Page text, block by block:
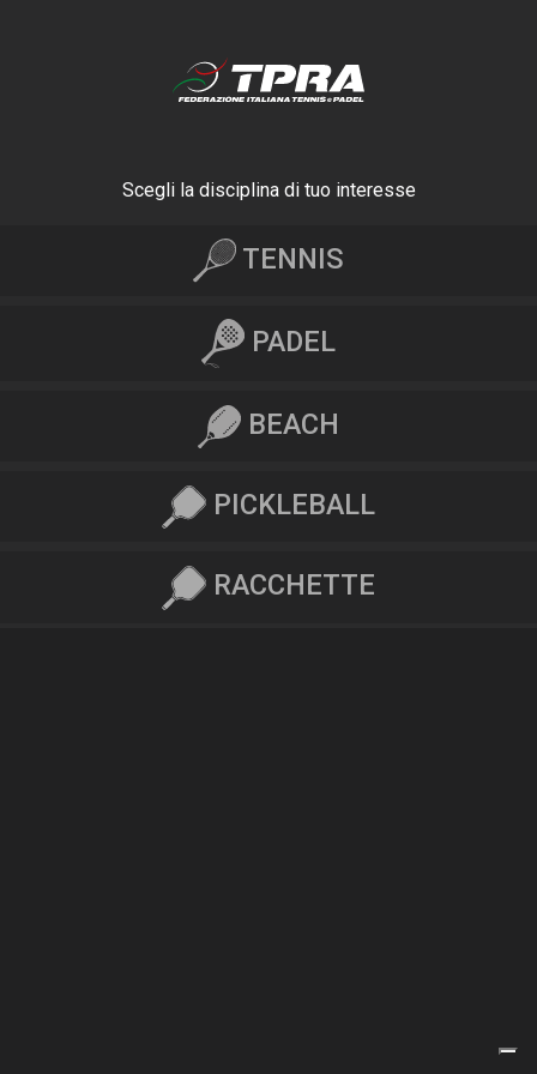
Scegli la disciplina di tuo interesse
TENNIS
PADEL
BEACH
PICKLEBALL
RACCHETTE